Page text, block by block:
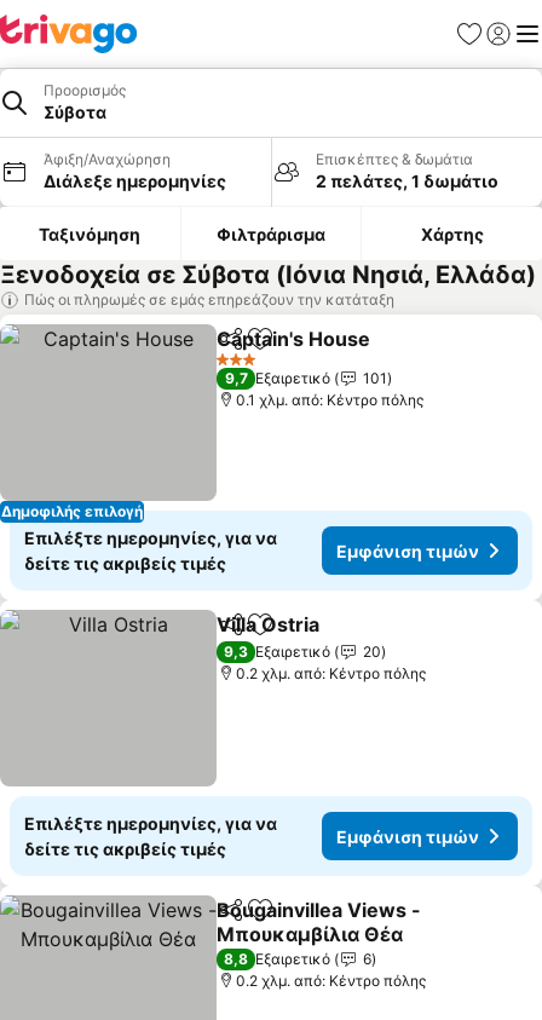
Προορισμός
Σύβοτα
Άφιξη/Αναχώρηση
Διάλεξε ημερομηνίες
Επισκέπτες & δωμάτια
2 πελάτες, 1 δωμάτιο
Ταξινόμηση Φιλτράρισμα Χάρτης
Ξενοδοχεία σε Σύβοτα (Ιόνια Νησιά, Ελλάδα)
Πώς οι πληρωμές σε εμάς επηρεάζουν την κατάταξη
Δημοφιλής επιλογή
Κοινοποίηση
Προσθήκη στα αγαπημένα
Captain's House
3 Αστέρια
9,7 Εξαιρετικό
101
0.1 χλμ. από: Κέντρο πόλης
Επιλέξτε ημερομηνίες, για να
δείτε τις ακριβείς τιμές
Εμφάνιση τιμών
Κοινοποίηση
Προσθήκη στα αγαπημένα
Villa Ostria
9,3 Εξαιρετικό
20
0.2 χλμ. από: Κέντρο πόλης
Επιλέξτε ημερομηνίες, για να
δείτε τις ακριβείς τιμές
Εμφάνιση τιμών
Κοινοποίηση
Προσθήκη στα αγαπημένα
Bougainvillea Views -
Μπουκαμβίλια Θέα
8,8 Εξαιρετικό
6
0.2 χλμ. από: Κέντρο πόλης